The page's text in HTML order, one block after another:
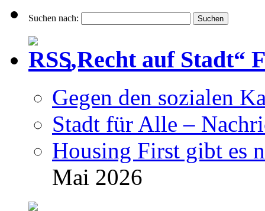
Suchen nach:
„Recht auf Stadt“
Gegen den sozialen
Stadt für Alle –
Housing First gibt es
Mai 2026